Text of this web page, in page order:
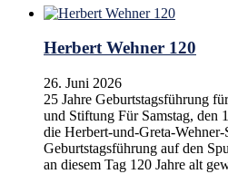
Herbert Wehner 120
26. Juni 2026
25 Jahre Geburtstagsführung
und Stiftung Für Samstag, den
die Herbert-und-Greta-
Geburtstagsführung auf den
an diesem Tag 120 Jahre alt